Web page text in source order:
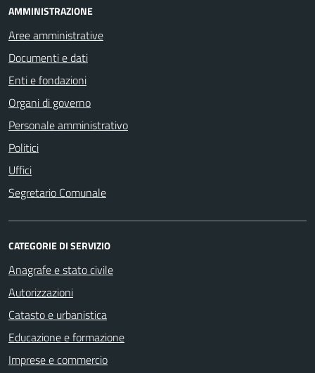
AMMINISTRAZIONE
Aree amministrative
Documenti e dati
Enti e fondazioni
Organi di governo
Personale amministrativo
Politici
Uffici
Segretario Comunale
CATEGORIE DI SERVIZIO
Anagrafe e stato civile
Autorizzazioni
Catasto e urbanistica
Educazione e formazione
Imprese e commercio